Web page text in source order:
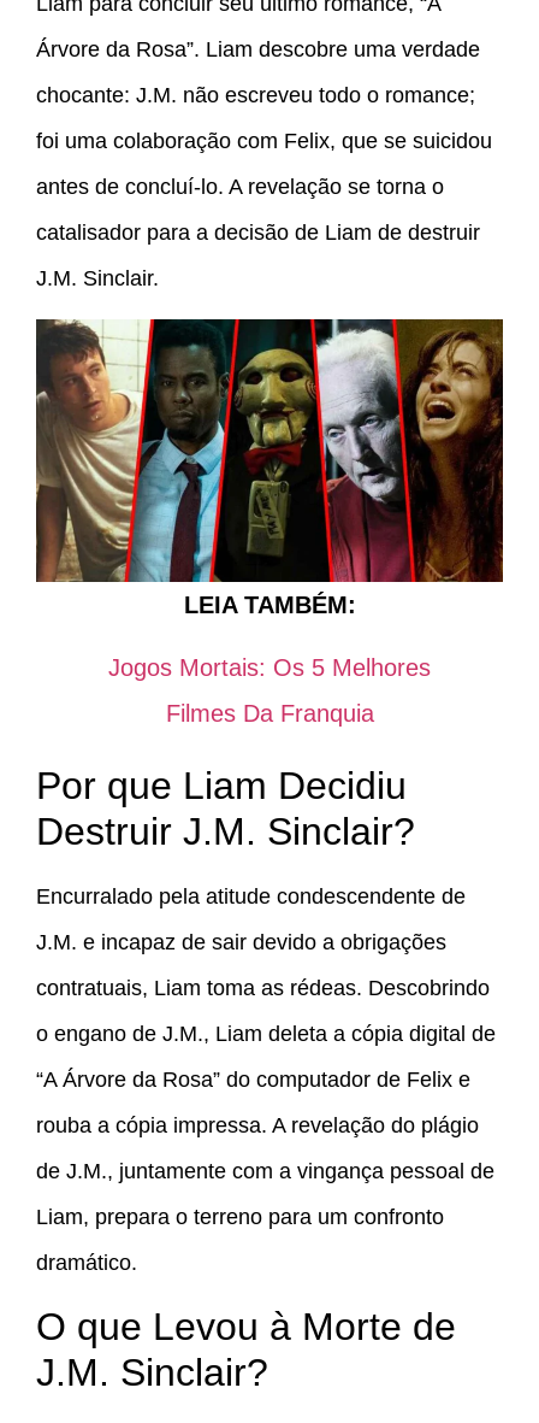
Árvore da Rosa”. Liam descobre uma verdade
chocante: J.M. não escreveu todo o romance;
foi uma colaboração com Felix, que se suicidou
antes de concluí-lo. A revelação se torna o
catalisador para a decisão de Liam de destruir
J.M. Sinclair.
LEIA TAMBÉM:
Jogos Mortais: Os 5 Melhores
Filmes Da Franquia
Por que Liam Decidiu
Destruir J.M. Sinclair?
Encurralado pela atitude condescendente de
J.M. e incapaz de sair devido a obrigações
contratuais, Liam toma as rédeas. Descobrindo
o engano de J.M., Liam deleta a cópia digital de
“A Árvore da Rosa” do computador de Felix e
rouba a cópia impressa. A revelação do plágio
de J.M., juntamente com a vingança pessoal de
Liam, prepara o terreno para um confronto
dramático.
O que Levou à Morte de
J.M. Sinclair?